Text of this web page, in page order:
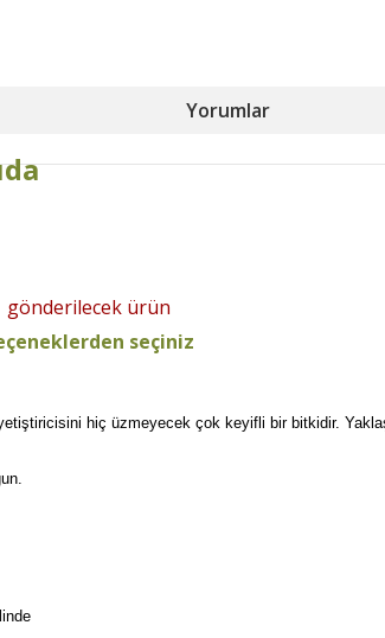
Yorumlar
gönderilecek ürün
seçiniz
hiç üzmeyecek çok keyifli bir bitkidir.